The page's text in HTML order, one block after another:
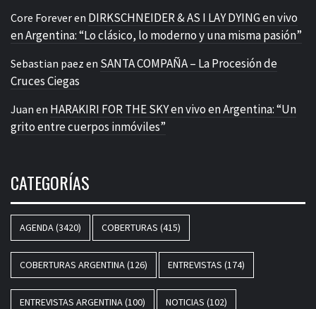
Core Foreveren DIRKSCHNEIDER & AS I LAY DYING en vivo
en Argentina: “Lo clásico, lo moderno y una misma pasión”
Sebastian paez en SANTA COMPAÑA – La Procesión de
Cruces Ciegas
Juan en HARAKIRI FOR THE SKY en vivo en Argentina: “Un
grito entre cuerpos inmóviles”
CATEGORÍAS
AGENDA(3420) COBERTURAS (415)
COBERTURAS ARGENTINA(126) ENTREVISTAS (174)
ENTREVISTAS ARGENTINA(100) NOTICIAS (102)